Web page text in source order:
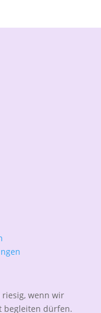
wenn wir
begleiten dürfen.